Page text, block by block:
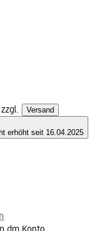
Versand
erhöht seit 16.04.2025